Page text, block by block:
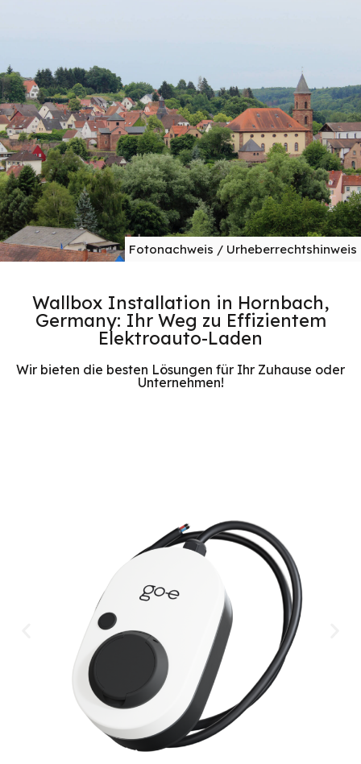
Fotonachweis / Urheberrechtshinweis
Wallbox Installation in Hornbach,
Germany: Ihr Weg zu Effizientem
Elektroauto-Laden
Wir bieten die besten Lösungen für Ihr Zuhause oder
Unternehmen!